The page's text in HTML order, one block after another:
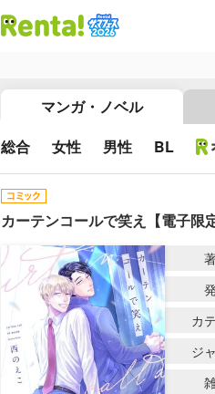
マンガ・ノベル
総合 女性 男性 BL
カーテンコールで笑え【電子限
カ
ジ